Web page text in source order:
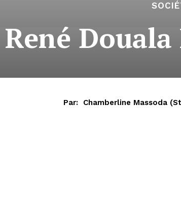
Par: Chamberline Massoda